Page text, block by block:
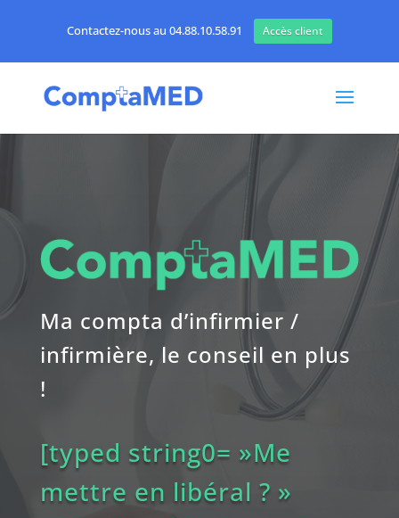
Ma compta d’infirmier /
infirmière, le conseil en plus
!
[typed string0= »Me
mettre en libéral ? »
Contactez-nous au 04.88.10.58.91 Accès client